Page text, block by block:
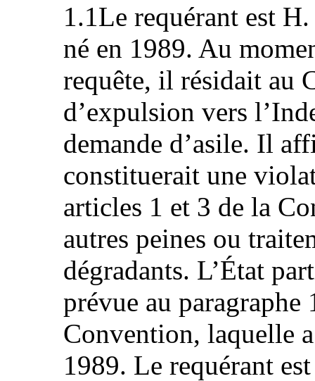
1.1Le requérant est
né en 1989. Au
requête, il résidait au
d’expulsion vers
demande d’asile. Il
constituerait une
articles 1 et 3 de la
autres peines ou
dégradants. L’État
prévue au paragraphe
Convention, laquelle
1989. Le requérant